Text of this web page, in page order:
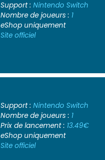
Support : Nintendo Switch
Nombre de joueurs : 1
eShop uniquement
Site officiel
Support : Nintendo Switch
Nombre de joueurs : 1
Prix de lancement : 13.49€
eShop uniquement
Site officiel